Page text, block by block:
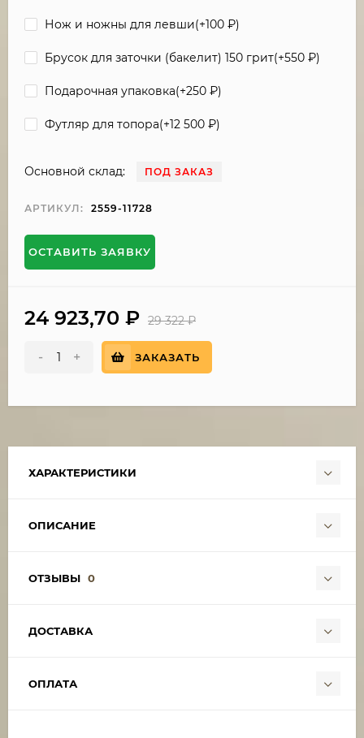
Нож и ножны для левши(+100 ₽)
Брусок для заточки (бакелит) 150 грит(+550 ₽)
Подарочная упаковка(+250 ₽)
Футляр для топора(+12 500 ₽)
Основной склад: ПОД ЗАКАЗ
АРТИКУЛ: 2559-11728
ОСТАВИТЬ ЗАЯВКУ
24 923,70 ₽ 29 322₽
- + ЗАКАЗАТЬ
ХАРАКТЕРИСТИКИ
ОПИСАНИЕ
ОТЗЫВЫ 0
ДОСТАВКА
ОПЛАТА